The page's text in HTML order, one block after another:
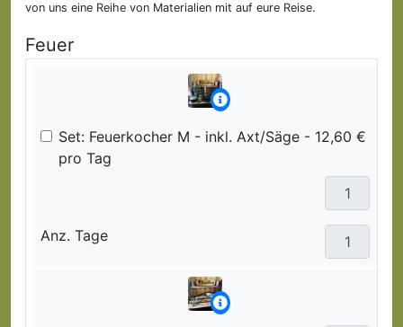
von uns eine Reihe von Materialien mit auf eure Reise.
Feuer
Set: Feuerkocher M - inkl. Axt/Säge - 12,60 €
pro Tag
Anz. Tage